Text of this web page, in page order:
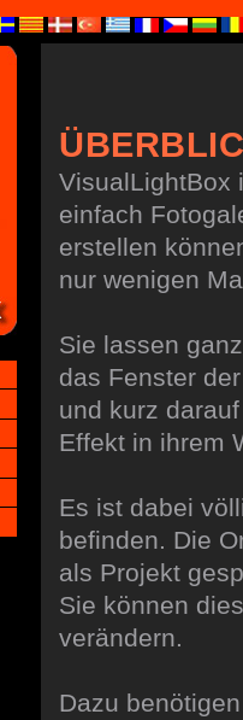
VisualLightBox
einfach
erstellen
nur wenigen
Sie lassen
das Fenster
und kurz
Effekt in ihrem
Es ist dabei
befinden. Die
als Projekt
Sie können
verändern.
Dazu